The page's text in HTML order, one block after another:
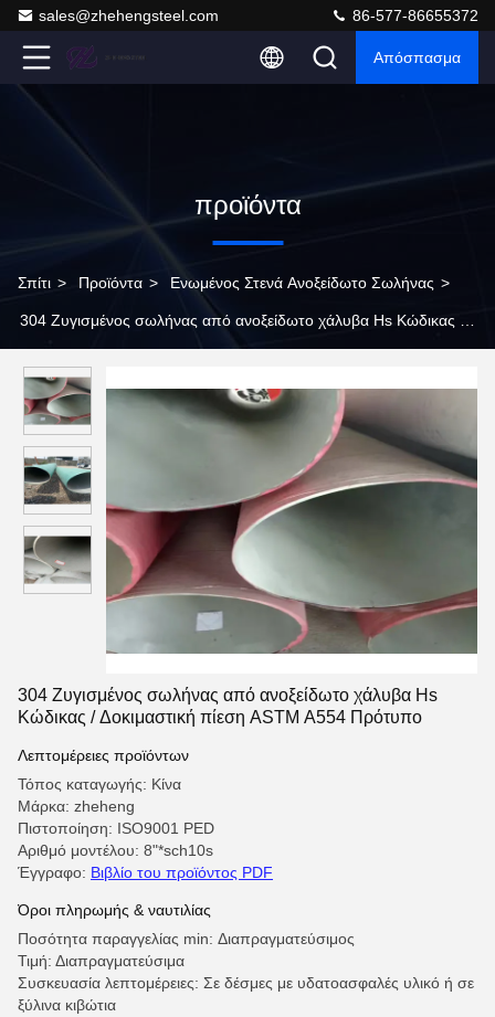
sales@zhehengsteel.com 86-577-86655372
Απόσπασμα
προϊόντα
Σπίτι > Προϊόντα > Ενωμένος Στενά Ανοξείδωτο Σωλήνας >
304 Ζυγισμένος σωλήνας από ανοξείδωτο χάλυβα Hs Κώδικας /
304 Ζυγισμένος σωλήνας από ανοξείδωτο χάλυβα Hs
Κώδικας / Δοκιμαστική πίεση ASTM A554 Πρότυπο
Λεπτομέρειες προϊόντων
Τόπος καταγωγής: Κίνα
Μάρκα: zheheng
Πιστοποίηση: ISO9001 PED
Αριθμό μοντέλου: 8"*sch10s
Έγγραφο: Βιβλίο του προϊόντος PDF
Όροι πληρωμής & ναυτιλίας
Ποσότητα παραγγελίας min: Διαπραγματεύσιμος
Τιμή: Διαπραγματεύσιμα
Συσκευασία λεπτομέρειες: Σε δέσμες με υδατοασφαλές υλικό ή σε
ξύλινα κιβώτια